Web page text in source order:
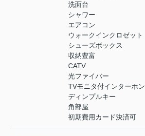
洗面台
シャワー
エアコン
ウォークインクロゼット
シューズボックス
収納豊富
CATV
光ファイバー
TVモニタ付インターホン
ディンプルキー
角部屋
初期費用カード決済可